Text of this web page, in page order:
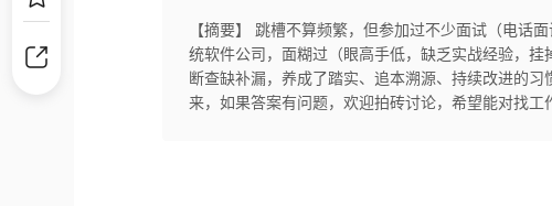
【摘要】 跳槽不算频繁，但参加过不少面试（电
统软件公司，面糊过（眼高手低，缺乏实战经验，
断查缺补漏，养成了踏实、追本溯源、持续改进的
来，如果答案有问题，欢迎拍砖讨论，希望能对找工